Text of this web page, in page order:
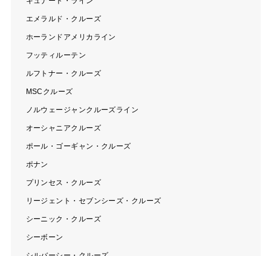
エメラルド・クルーズ
ホーランドアメリカライン
フッティルーテン
ルフトナー・クルーズ
MSCクルーズ
ノルウェージャンクルーズライン
オーシャニアクルーズ
ポール・ゴーギャン・クルーズ
ポナン
プリンセス・クルーズ
リージェント・セブンシーズ・クルーズ
シーニック・クルーズ
シーボーン